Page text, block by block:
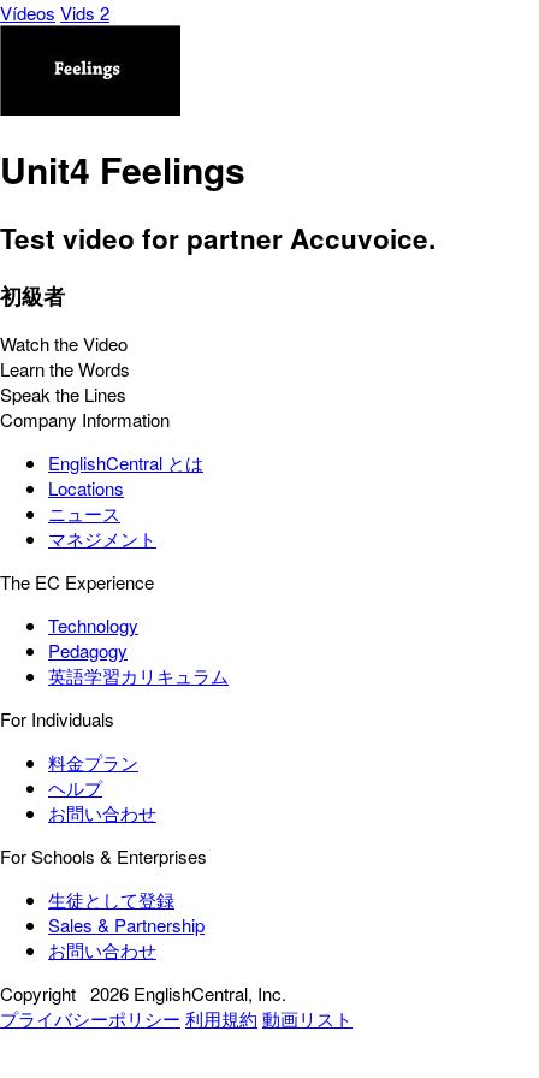
Vídeos Vids 2
Unit4 Feelings
Test video for partner Accuvoice.
初級者
Watch the Video
Learn the Words
Speak the Lines
Company Information
EnglishCentral とは
Locations
ニュース
マネジメント
The EC Experience
Technology
Pedagogy
英語学習カリキュラム
For Individuals
料金プラン
ヘルプ
お問い合わせ
For Schools & Enterprises
生徒として登録
Sales & Partnership
お問い合わせ
Copyright 2026 EnglishCentral, Inc.
プライバシーポリシー 利用規約 動画リスト